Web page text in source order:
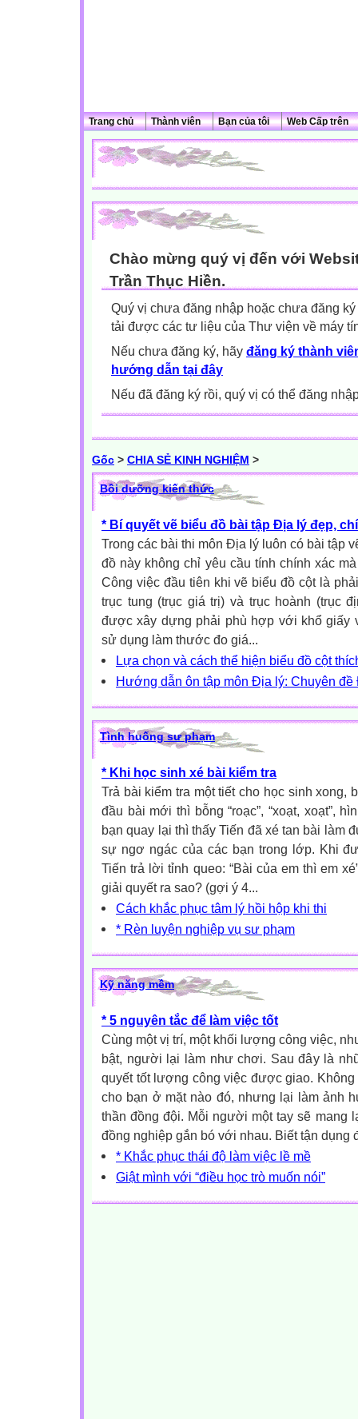
Trang chủ Thành viên Bạn của tôi Web Cấp trên
Chào mừng quý vị đến với
Trần Thục Hiền.
Quý vị chưa đăng nhập hoặc chưa đăng
tải được các tư liệu của Thư viện về máy
Nếu chưa đăng ký, hãy đăng ký thành
hướng dẫn tại đây
Nếu đã đăng ký rồi, quý vị có thể đăng
Gốc > CHIA SẺ KINH NGHIỆM >
Bồi dưỡng kiến thức
* Bí quyết vẽ biểu đồ bài tập Địa lý đẹp,
Trong các bài thi môn Địa lý luôn có bài tập
đồ này không chỉ yêu cầu tính chính xác
Công việc đầu tiên khi vẽ biểu đồ cột là
trục tung (trục giá trị) và trục hoành (trục
được xây dựng phải phù hợp với khổ giấy
sử dụng làm thước đo giá...
Lựa chọn và cách thể hiện biểu đồ cột
Hướng dẫn ôn tập môn Địa lý: Chuyên
Tình huống sư phạm
* Khi học sinh xé bài kiểm tra
Trả bài kiểm tra một tiết cho học sinh xong,
đầu bài mới thì bỗng “roạc”, “xoạt, xoạt”,
bạn quay lại thì thấy Tiến đã xé tan bài làm
sự ngơ ngác của các bạn trong lớp. Khi
Tiến trả lời tỉnh queo: “Bài của em thì em
giải quyết ra sao? (gợi ý 4...
Cách khắc phục tâm lý hồi hộp khi thi
* Rèn luyện nghiệp vụ sư phạm
Kỹ năng mềm
* 5 nguyên tắc để làm việc tốt
Cùng một vị trí, một khối lượng công việc,
bật, người lại làm như chơi. Sau đây là
quyết tốt lượng công việc được giao. Không
cho bạn ở mặt nào đó, nhưng lại làm ảnh
thần đồng đội. Mỗi người một tay sẽ mang
đồng nghiệp gắn bó với nhau. Biết tận dụng
* Khắc phục thái độ làm việc lề mề
Giật mình với “điều học trò muốn nói”